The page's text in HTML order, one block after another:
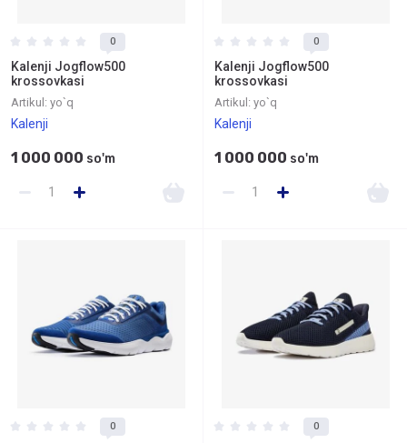
0
Kalenji Jogflow500
krossovkasi
Artikul: yo`q
Kalenji
1 000 000 so'm
0
Kalenji Jogflow500
krossovkasi
Artikul: yo`q
Kalenji
1 000 000 so'm
0 0